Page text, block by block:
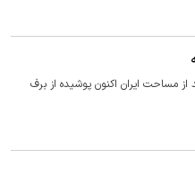
نشان می‌دهد بیش از ۲۲ درصد از مساحت ایران اکنون پوشیده از برف